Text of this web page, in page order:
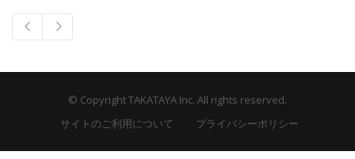
© Copyright TAKATAYA Inc. All rights reserved.
サイトのご利用について
プライバシーポリシー